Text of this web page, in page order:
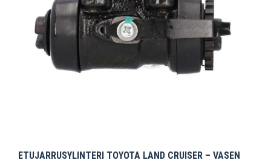
ETUJARRUSYLINTERI TOYOTA LAND CRUISER – VASEN